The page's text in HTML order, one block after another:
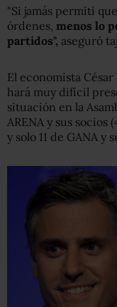
"Si jamás permití
órdenes, menos lo
partidos", aseguró
El economista
hará muy difícil
situación en la
ARENA y sus socios
y solo 11 de GANA y